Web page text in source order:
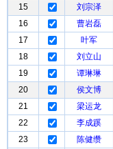
15
刘宗泽
16
曹岩磊
17
叶军
18
刘立山
19
谭琳琳
20
侯文博
21
梁运龙
22
李成蹊
23
陈健缵